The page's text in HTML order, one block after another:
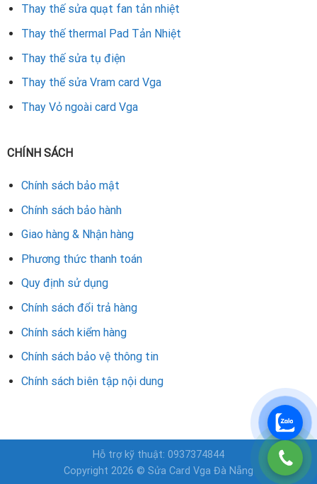
Thay thế sửa quạt fan tản nhiệt
Thay thế thermal Pad Tản Nhiệt
Thay thế sửa tụ điện
Thay thế sửa Vram card Vga
Thay Vỏ ngoài card Vga
CHÍNH SÁCH
Chính sách bảo mật
Chính sách bảo hành
Giao hàng & Nhận hàng
Phương thức thanh toán
Quy định sử dụng
Chính sách đổi trả hàng
Chính sách kiểm hàng
Chính sách bảo vệ thông tin
Chính sách biên tập nội dung
Hỗ trợ kỹ thuật: 0937374844
Copyright 2026 © Sửa Card Vga Đà Nẵng